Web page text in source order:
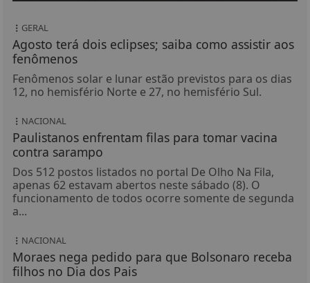
GERAL
Agosto terá dois eclipses; saiba como assistir aos
fenômenos
Fenômenos solar e lunar estão previstos para os dias
12, no hemisfério Norte e 27, no hemisfério Sul.
NACIONAL
Paulistanos enfrentam filas para tomar vacina
contra sarampo
Dos 512 postos listados no portal De Olho Na Fila,
apenas 62 estavam abertos neste sábado (8). O
funcionamento de todos ocorre somente de segunda
a...
NACIONAL
Moraes nega pedido para que Bolsonaro receba
filhos no Dia dos Pais